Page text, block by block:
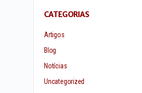
CATEGORIAS
Artigos
Blog
Notícias
Uncategorized